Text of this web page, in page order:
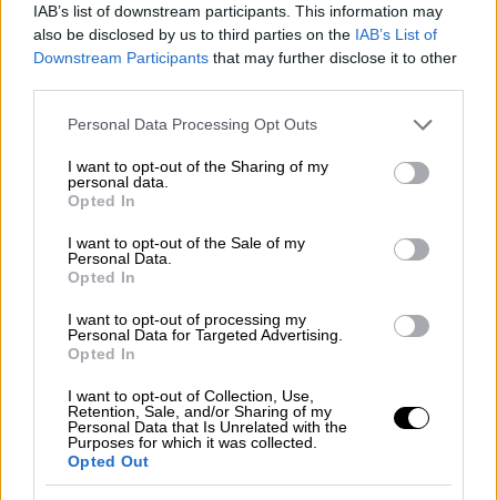
IAB’s list of downstream participants. This information may
also be disclosed by us to third parties on the IAB’s List of
Downstream Participants that may further disclose it to other
Please note that this website/app uses one or more Google
not limited to your visit or usage behaviour. You may click to
grant or deny consent to Google and its third-party tags to
use your data for below specified purposes in below Google
consent section.
Personal Data Processing Opt Outs
I want to opt-out of the Sharing of my
personal data.
Opted In
I want to opt-out of the Sale of my
Personal Data.
Opted In
I want to opt-out of processing my
Personal Data for Targeted Advertising.
Opted In
I want to opt-out of Collection, Use,
Retention, Sale, and/or Sharing of my
Personal Data that Is Unrelated with the
Purposes for which it was collected.
Opted Out
«Την χτύπησε ύπουλα, πισώπλατα»
Παράλληλα ζητά τα ισόβια να είναι ισόβια
για τουςδράστεςτέτοιων εγκλημάτων και
ξέσπασε λέγοντας ότι δεν μπορεί οι
αρχές και τη δικαιοσύνη. «Αυτό το κάθαρμα
δεν είχε το θάρρος να κοιτάξει το κορίτσι
μου στα μάτια και να το σκοτώσει. Το έκανε
ύπουλα, το μαχαίρωσε πισώπλατα. Η ζωή
άδειασε την αγκαλιά μου; Γιατί του είπε “όχι”
και ήθελε να φύγει από κοντά του;», είπε η
Έστειλεμάλιστα μήνυμα σε όλες τις
γυναίκες λέγοντας: «Προσπαθήστε, μιλήστε,
είμαστε δυνατές. Καμία άλληγυναίκανεκρή